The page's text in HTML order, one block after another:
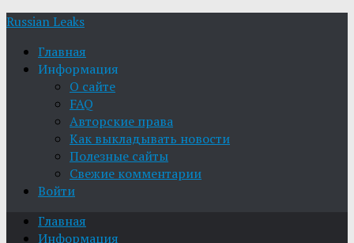
Russian Leaks
Главная
Информация
О сайте
FAQ
Авторские права
Как выкладывать новости
Полезные сайты
Свежие комментарии
Войти
Главная
Информация